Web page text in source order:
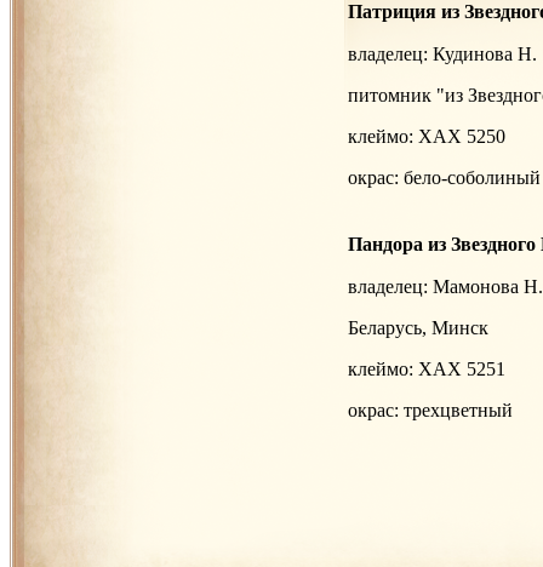
Патриция из
владелец: Кудинова Н.
питомник "из
клеймо: XАХ 5250
окрас: бело-соболиный
Пандора из
владелец: Мамонова Н.
Беларусь, Минск
клеймо: XАХ 5251
окрас: трехцветный